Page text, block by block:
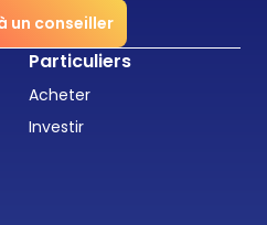
un conseiller
Particuliers
Acheter
Investir